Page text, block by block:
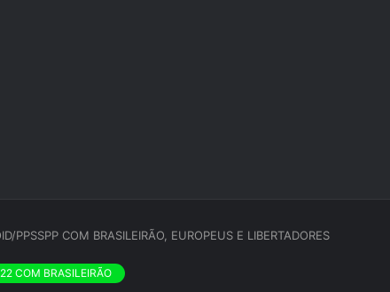
PPSSPP COM BRASILEIRÃO, EUROPEUS E LIBERTADORES
COM BRASILEIRÃO